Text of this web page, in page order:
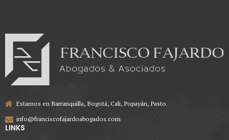
Estamos en Barranquilla, Bogotá, Cali, Popayán, Pasto.
info@franciscofajardoabogados.com
LINKS